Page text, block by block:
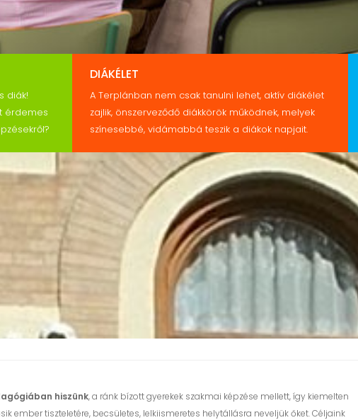
diák!
érdemes
DIÁKÉLET
A Terplánban nem csak tanulni lehet, aktív diákélet
zajlik, önszerveződő diákkörök működnek, melyek
színesebbé, vidámabbá teszik a diákok napjait.
hiszünk, a ránk bízott gyerekek szakmai képzése mellett, így kiemelten
ember tiszteletére, becsületes, lelkiismeretes helytállásra neveljük őket. Céljaink